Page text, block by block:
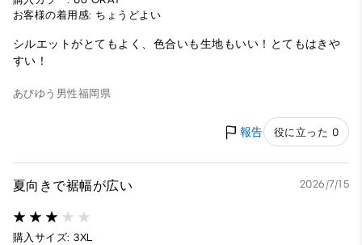
お客様の着用感: ちょうどよい
シルエットがとてもよく、色合いも生地もいい！とてもはきや
すい！
あびゆう 男性福岡県
報告 役に立った 0
夏向きで裾幅が広い 2026/7/15
購入サイズ: 3XL